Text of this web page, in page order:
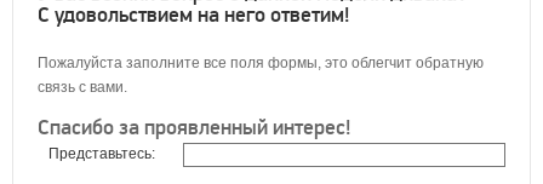
С удовольствием на него ответим!
Пожалуйста заполните все поля формы, это облегчит обратную
связь с вами.
Спасибо за проявленный интерес!
Представьтесь: